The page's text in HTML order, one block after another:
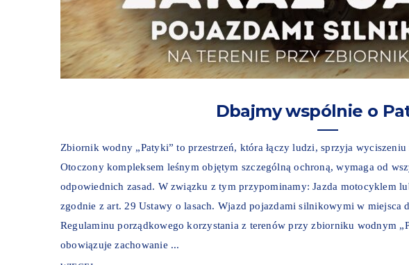
Dbajmy wspólnie o
Zbiornik wodny „Patyki” to przestrzeń, która łączy ludzi, sprzyja
Otoczony kompleksem leśnym objętym szczególną ochroną, wymaga od
odpowiednich zasad. W związku z tym przypominamy: Jazda motocyklem
zgodnie z art. 29 Ustawy o lasach. Wjazd pojazdami silnikowymi w miejsca
Regulaminu porządkowego korzystania z terenów przy zbiorniku wodnym
obowiązuje zachowanie ...